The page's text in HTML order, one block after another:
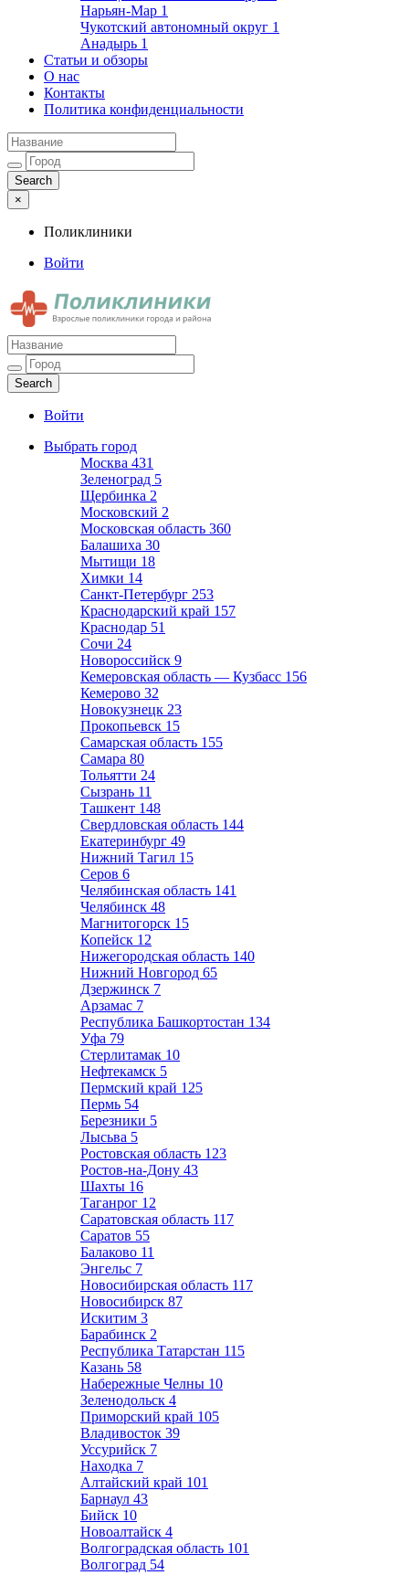
Нарьян-Мар 1
Чукотский автономный округ 1
Анадырь 1
Статьи и обзоры
О нас
Контакты
Политика конфиденциальности
×
Поликлиники
Войти
Поликлиники
Взрослые поликлиники города и района
Войти
Выбрать город
Москва 431
Зеленоград 5
Щербинка 2
Московский 2
Московская область 360
Балашиха 30
Мытищи 18
Химки 14
Санкт-Петербург 253
Краснодарский край 157
Краснодар 51
Сочи 24
Новороссийск 9
Кемеровская область — Кузбасс 156
Кемерово 32
Новокузнецк 23
Прокопьевск 15
Самарская область 155
Самара 80
Тольятти 24
Сызрань 11
Ташкент 148
Свердловская область 144
Екатеринбург 49
Нижний Тагил 15
Серов 6
Челябинская область 141
Челябинск 48
Магнитогорск 15
Копейск 12
Нижегородская область 140
Нижний Новгород 65
Дзержинск 7
Арзамас 7
Республика Башкортостан 134
Уфа 79
Стерлитамак 10
Нефтекамск 5
Пермский край 125
Пермь 54
Березники 5
Лысьва 5
Ростовская область 123
Ростов-на-Дону 43
Шахты 16
Таганрог 12
Саратовская область 117
Саратов 55
Балаково 11
Энгельс 7
Новосибирская область 117
Новосибирск 87
Искитим 3
Барабинск 2
Республика Татарстан 115
Казань 58
Набережные Челны 10
Зеленодольск 4
Приморский край 105
Владивосток 39
Уссурийск 7
Находка 7
Алтайский край 101
Барнаул 43
Бийск 10
Новоалтайск 4
Волгоградская область 101
Волгоград 54